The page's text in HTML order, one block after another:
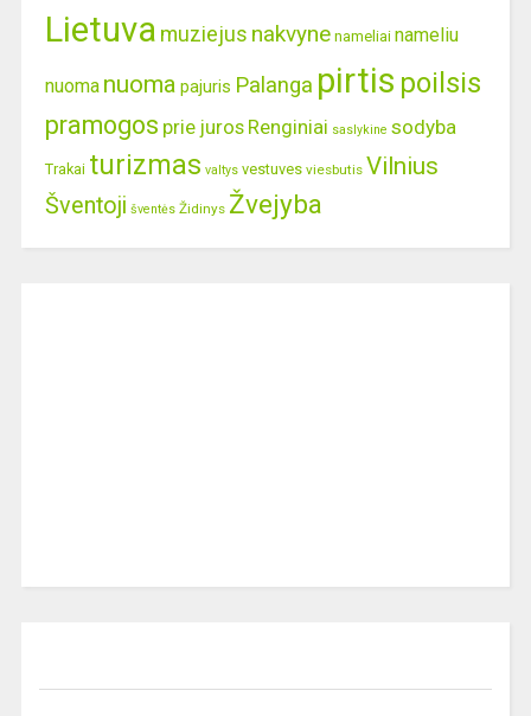
Lietuva muziejus nakvyne nameliai nameliu
nuoma nuoma pajuris Palanga pirtis poilsis
pramogos prie juros Renginiai saslykine sodyba
Trakai turizmas valtys vestuves viesbutis Vilnius
Šventoji šventės Židinys Žvejyba